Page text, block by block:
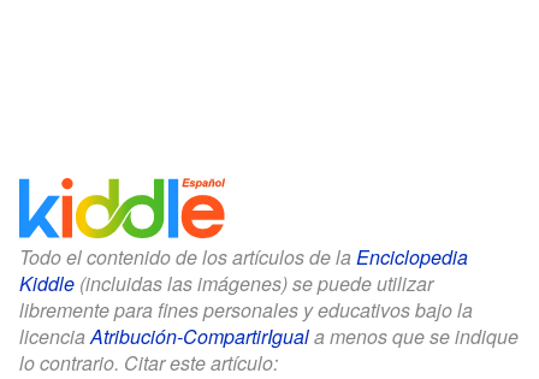
Todo el contenido de los artículos de la Enciclopedia
Kiddle (incluidas las imágenes) se puede utilizar
libremente para fines personales y educativos bajo la
licenciaAtribución-CompartirIguala menos que se indique
lo contrario. Citar este artículo: